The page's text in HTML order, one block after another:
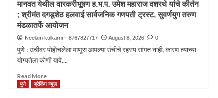
मानवत येथील वारकरीभूषण ह.भ.प. उमेश महाराज दशरथे यांचे कीर्तन
; श्रीमंत दगडूशेठ हलवाई सार्वजनिक गणपती ट्रस्ट, सुवर्णयुग तरुण
मंडळातर्फे आयोजन
Neelam kulkarni – 8767827717 August 8, 2026 0
पुणे : उंचीवर पोहोचलेला माणूस आपल्या उंचीचे रहस्य सांगत नाही, कारण त्याच्या
योग्यतेला कोणी यावे,...
Read More
पुणे ब्रेकिंग न्यूज़